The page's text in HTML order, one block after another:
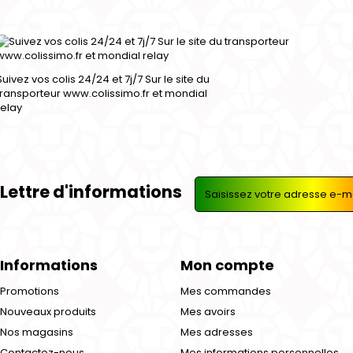
vos colis 24/24 et 7j/7 Sur le site du
www.colissimo.fr et mondial
Lettre d'informations
Informations
Promotions
Nouveaux produits
Nos magasins
Mon compte
Mes commandes
Mes avoirs
Mes adresses